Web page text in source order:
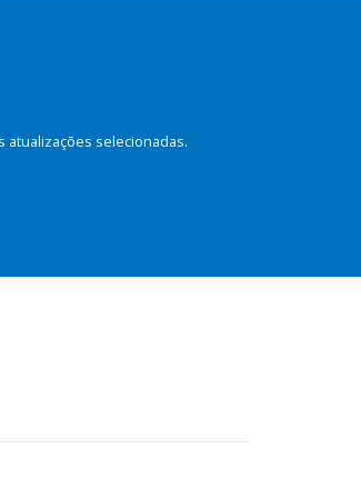
atualizações selecionadas.